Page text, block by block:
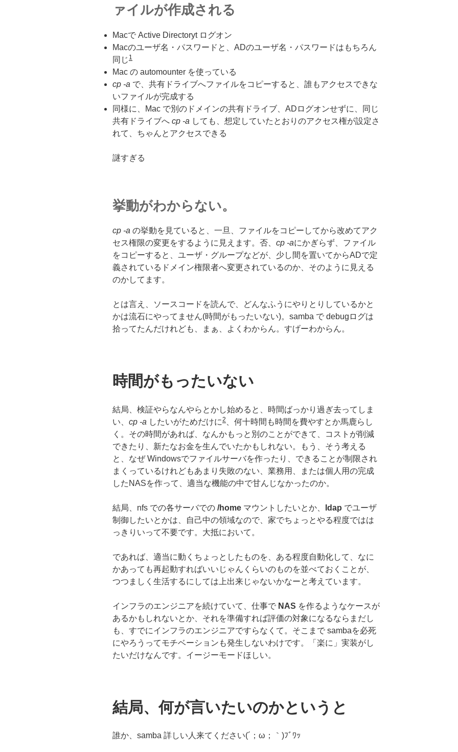
ァイルが作成される
Macで Active Directoryt ログオン
Macのユーザ名・パスワードと、ADのユーザ名・パスワードはもちろん
同じ 1
Mac の automounter を使っている
cp -a で、共有ドライブへファイルをコピーすると、誰もアクセスできな
いファイルが完成する
同様に、Mac で別のドメインの共有ドライブ、ADログオンせずに、同じ
共有ドライブへ cp -a しても、想定していたとおりのアクセス権が設定さ
れて、ちゃんとアクセスできる
謎すぎる
挙動がわからない。
cp -a の挙動を見ていると、一旦、ファイルをコピーしてから改めてアク
セス権限の変更をするように見えます。否、 cp -aにかぎらず、ファイル
をコピーすると、ユーザ・グループなどが、少し間を置いてからADで定
義されているドメイン権限者へ変更されているのか、そのように見える
のかしてます。
とは言え、ソースコードを読んで、どんなふうにやりとりしているかと
かは流石にやってません(時間がもったいない)。samba で debugログは
拾ってたんだけれども、まぁ、よくわからん。すげーわからん。
時間がもったいない
結局、検証やらなんやらとかし始めると、時間ばっかり過ぎ去ってしま
い、 cp -a したいがためだけに2
、何十時間も時間を費やすとか馬鹿らし
く。その時間があれば、なんかもっと別のことができて、コストが削減
できたり、新たなお金を生んでいたかもしれない。もう、そう考える
と、なぜ Windowsでファイルサーバを作ったり、できることが制限され
まくっているけれどもあまり失敗のない、業務用、または個人用の完成
したNASを作って、適当な機能の中で甘んじなかったのか。
結局、nfs での各サーバでの /home マウントしたいとか、 ldap でユーザ
制御したいとかは、自己中の領域なので、家でちょっとやる程度ではは
っきりいって不要です。大抵において。
であれば、適当に動くちょっとしたものを、ある程度自動化して、なに
かあっても再起動すればいいじゃんくらいのものを並べておくことが、
つつましく生活するにしては上出来じゃないかなーと考えています。
インフラのエンジニアを続けていて、仕事で NAS を作るようなケースが
あるかもしれないとか、それを準備すれば評価の対象になるならまだし
も、すでにインフラのエンジニアですらなくて。そこまで sambaを必死
にやろうってモチベーションも発生しないわけです。「楽に」実装がし
たいだけなんです。イージーモードほしい。
結局、何が言いたいのかというと
誰か、samba 詳しい人来てください(´；ω；｀)ﾌﾞﾜｯ